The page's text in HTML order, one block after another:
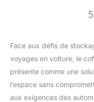
Face aux défis de
voyages en voiture, le
présente comme une
l’espace sans
aux exigences des